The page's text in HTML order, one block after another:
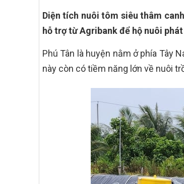
Diện tích nuôi tôm siêu thâm
hỗ trợ từ Agribank để hộ nuôi
Phú Tân là huyện nằm ở phía Tây
này còn có tiềm năng lớn về nuôi